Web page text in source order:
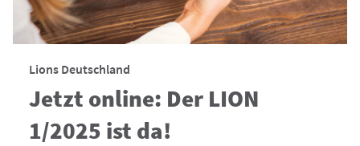
Lions Deutschland
Jetzt online: Der LION
1/2025 ist da!